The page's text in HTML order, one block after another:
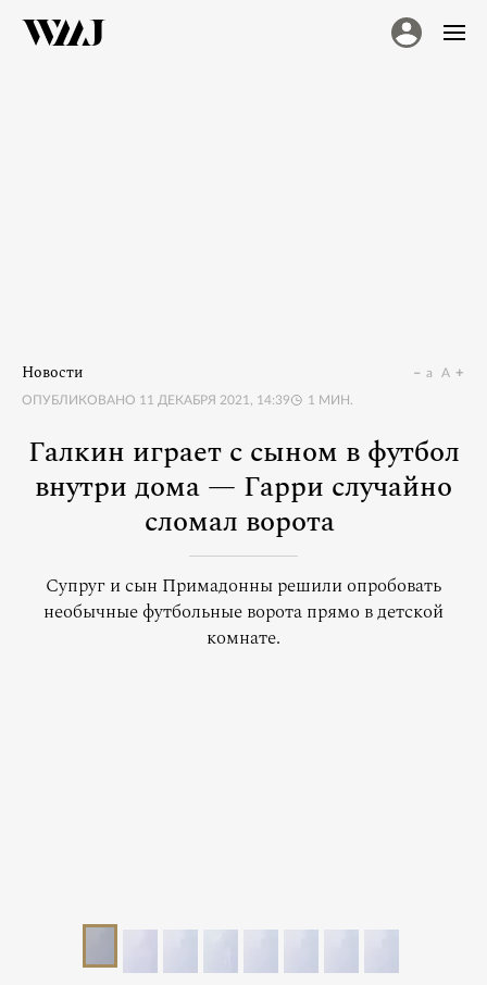
Новости
ОПУБЛИКОВАНО 11 ДЕКАБРЯ 2021, 14:39 1 МИН.
a A
Галкин играет с сыном в футбол
внутри дома — Гарри случайно
сломал ворота
Супруг и сын Примадонны решили опробовать
необычные футбольные ворота прямо в детской
комнате.